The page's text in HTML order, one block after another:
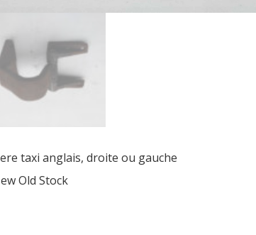
taxi anglais, droite ou gauche
Old Stock